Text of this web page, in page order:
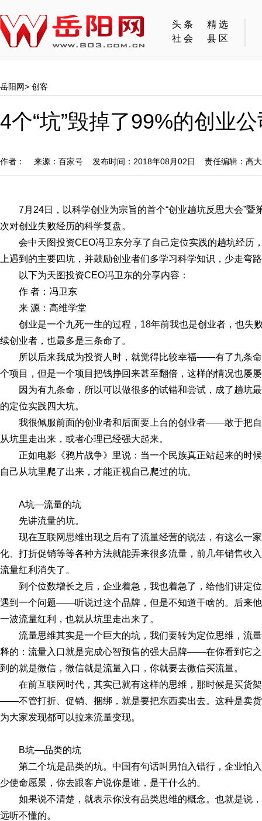
头条
精选
社会
县区
岳阳网> 创客
4个“坑”毁掉了99%的创业
作者： 来源：百家号 发布时间：2018年08月02日 责任编辑：高
7月24日，以科学创业为宗旨的首个“创业趟坑反思大会”
次对创业失败经历的科学复盘。
会中天图投资CEO冯卫东分享了自己定位实践的趟坑经历
上遇到的主要四坑，并鼓励创业者们多学习科学知识，少走弯
以下为天图投资CEO冯卫东的分享内容：
作 者：冯卫东
来 源：高维学堂
创业是一个九死一生的过程，18年前我也是创业者，也失
续创业者，也最多是三条命了。
所以后来我成为投资人时，就觉得比较幸福——有了九条
个项目，但是一个项目把钱挣回来甚至翻倍，这样的情况也屡
因为有九条命，所以可以做很多的试错和尝试，成了趟坑
的定位实践四大坑。
我很佩服前面的创业者和后面要上台的创业者——敢于把
从坑里走出来，或者心理已经强大起来。
正如电影《鸦片战争》里说：当一个民族真正站起来的时
自己从坑里爬了出来，才能正视自己爬过的坑。
A坑—流量的坑
先讲流量的坑。
现在互联网思维出现之后有了流量经营的说法，有这么一
化、打折促销等等各种方法就能弄来很多流量，前几年销售收
流量红利消失了。
到个位数增长之后，企业着急，我也着急了，给他们讲定
遇到一个问题——听说过这个品牌，但是不知道干啥的。后来
一波流量红利，也就从坑里走出来了。
流量思维其实是一个巨大的坑，我们要转为定位思维，流
释的：流量入口就是完成心智预售的强大品牌——在你看到它
到的就是微信，微信就是流量入口，你就要去微信买流量。
在前互联网时代，其实已就有这样的思维，那时候是买货
——不管打折、促销、捆绑，就是要把东西卖出去。这种是卖
为大家发现都可以拉来流量变现。
B坑—品类的坑
第二个坑是品类的坑。中国有句话叫男怕入错行，企业怕
少使命愿景，你去跟客户说你是谁，是干什么的。
如果说不清楚，就表示你没有品类思维的概念。也就是说
远听不懂的。